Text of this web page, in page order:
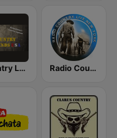
Country Legends USA Radio Country Live